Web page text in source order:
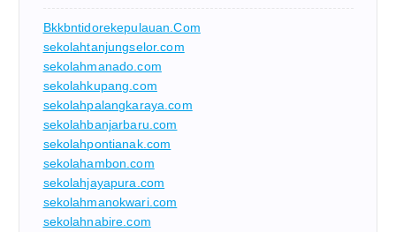
Bkkbntidorekepulauan.com
sekolahtanjungselor.com
sekolahmanado.com
sekolahkupang.com
sekolahpalangkaraya.com
sekolahbanjarbaru.com
sekolahpontianak.com
sekolahambon.com
sekolahjayapura.com
sekolahmanokwari.com
sekolahnabire.com